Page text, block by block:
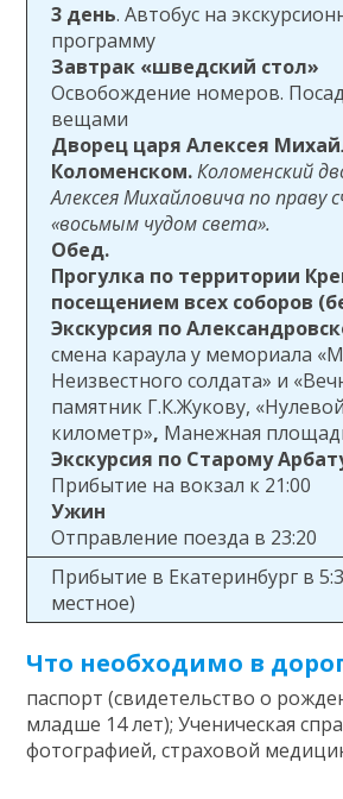
3 день. Автобус на
программу
Завтрак «шведский стол»
Освобождение номеров.
вещами
Дворец царя Алексея
Коломенском.Коломенский
Алексея Михайловича по
«восьмым чудом света».
Обед.
Прогулка по территории
посещением всех соборов
Экскурсия по
смена караула у мемориала
Неизвестного солдата» и
памятник Г.К.Жукову, «Нулевой
километр», Манежная
Экскурсия по Старому
Прибытие на вокзал к 21:00
Ужин
Отправление поезда в 23:20
Прибытие в Екатеринбург в
местное)
Что необходимо в
паспорт (свидетельство о
младше 14 лет); Ученическая
фотографией, страховой